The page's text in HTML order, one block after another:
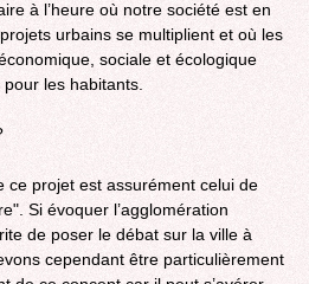
à l’heure où notre société est en
urbains se multiplient et où les
sociale et écologique
les habitants.
ce projet est assurément celui de
Si évoquer l’agglomération
de poser le débat sur la ville à
cependant être particulièrement